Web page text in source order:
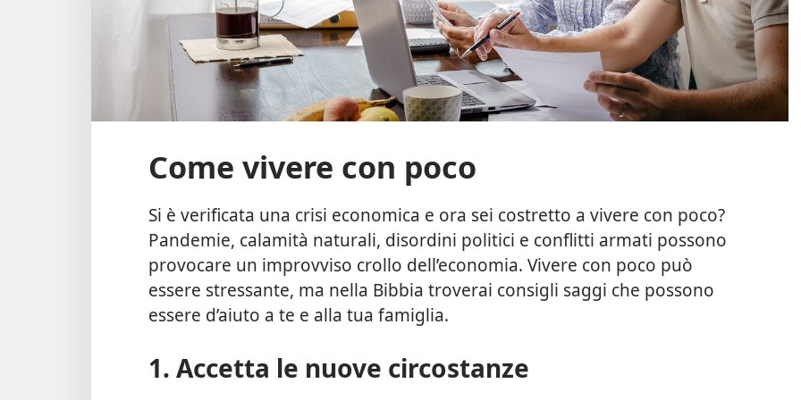
Come vivere con poco
Si è verificata una crisi economica e ora sei costretto a vivere con poco?
Pandemie, calamità naturali, disordini politici e conflitti armati possono
provocare un improvviso crollo dell’economia. Vivere con poco può
essere stressante, ma nella Bibbia troverai consigli saggi che possono
essere d’aiuto a te e alla tua famiglia.
1. Accetta le nuove circostanze